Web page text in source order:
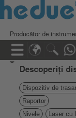
Producător de
Descoperiți
Dispozitiv de
Raportor
Nivele
Laser cu